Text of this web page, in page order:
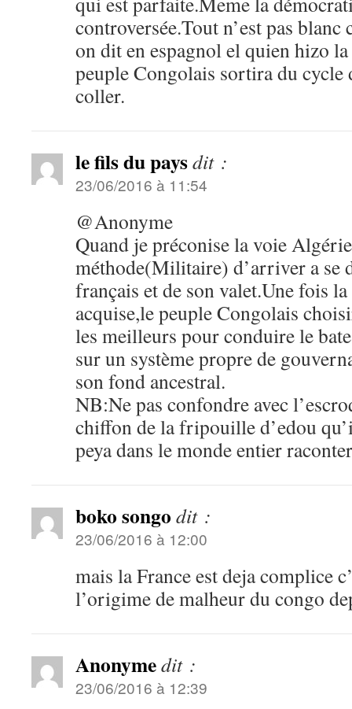
controversée.Tout n’est pas
on dit en espagnol el quien hizo
peuple Congolais sortira du
coller.
le fils du paysdit :
23/06/2016 à 11:54
@Anonyme
Quand je préconise la voie
méthode(Militaire) d’arriver a se
français et de son valet.Une fois
acquise,le peuple Congolais
les meilleurs pour conduire le
sur un système propre de
son fond ancestral.
NB:Ne pas confondre avec
chiffon de la fripouille d’edou
peya dans le monde entier
boko songo dit :
23/06/2016 à 12:00
mais la France est deja complice
l’origime de malheur du congo
Anonymedit :
23/06/2016 à 12:39